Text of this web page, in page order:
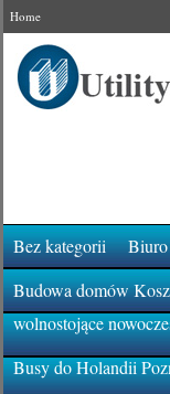
Home
Bez kategorii Biuro
Budowa domów
wolnostojące
Busy do Holandii